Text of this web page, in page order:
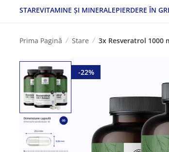
STAREVITAMINE ȘI MINERALEPIERDERE ÎN
Prima Pagină Stare 3x Resveratrol 1000
-22%